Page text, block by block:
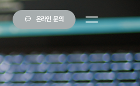
온라인 문의